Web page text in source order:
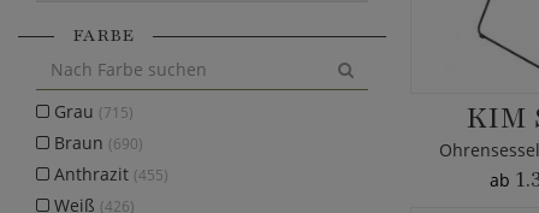
KIM
ab
FARBE
Grau (715)
Braun (690)
Anthrazit (455)
Weiß (426)